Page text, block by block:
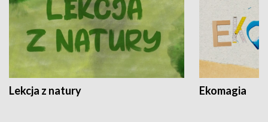
Lekcja z natury Ekomagia